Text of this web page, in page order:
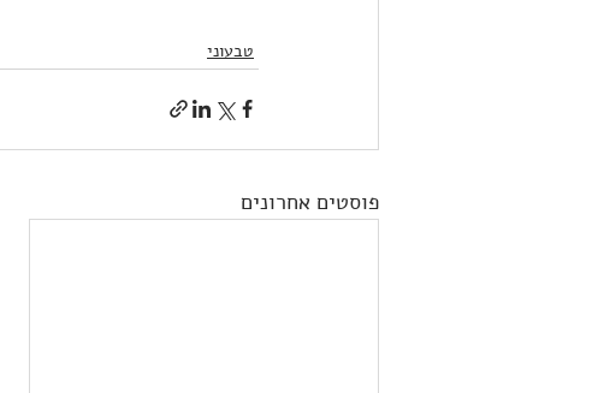
טבעוני
פוסטים אחרונים